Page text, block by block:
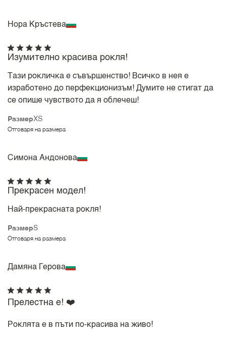
Нора Кръстева
РазмерXS
Отговаря на размера
Изумително красива рокля!
Тази рокличка е съвършенство! Всичко в нея е
изработено до перфекционизъм! Думите не стигат да
се опише чувството да я облечеш!
Симона Андонова
РазмерS
Отговаря на размера
Прекрасен модел!
Най-прекрасната рокля!
Дамяна Герова
Прелестна е! ❤️
Роклята е в пъти по-красива на живо!